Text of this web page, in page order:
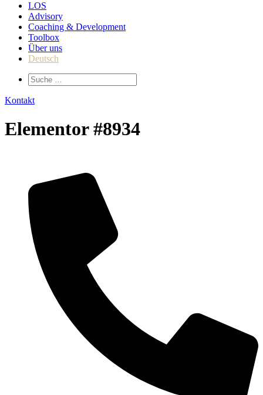
LOS
Advisory
Coaching & Development
Toolbox
Über uns
Deutsch
Kontakt
Elementor #8934